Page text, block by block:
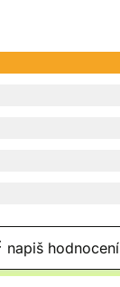
napiš hodnocení